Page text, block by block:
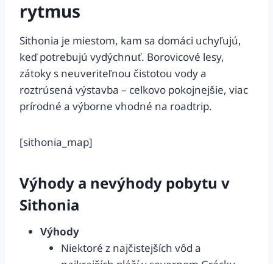
rytmus
Sithonia je miestom, kam sa domáci uchyľujú,
keď potrebujú vydýchnuť. Borovicové lesy,
zátoky s neuveriteľnou čistotou vody a
roztrúsená výstavba – celkovo pokojnejšie, viac
prírodné a výborne vhodné na roadtrip.
[sithonia_map]
Výhody a nevýhody pobytu v
Sithonia
Výhody
Niektoré z najčistejších vôd a